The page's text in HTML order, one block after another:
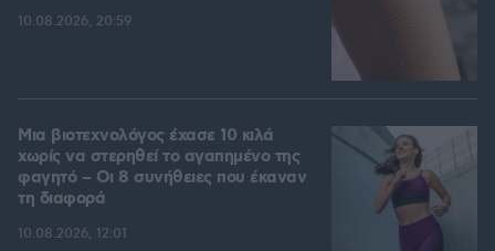
10.08.2026, 20:59
Μια βιοτεχνολόγος έχασε 10 κιλά
χωρίς να στερηθεί το αγαπημένο της
φαγητό – Οι 8 συνήθειες που έκαναν
τη διαφορά
10.08.2026, 12:01